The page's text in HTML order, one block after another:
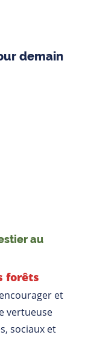
demain
au
forêts
et
vertueuse
sociaux et